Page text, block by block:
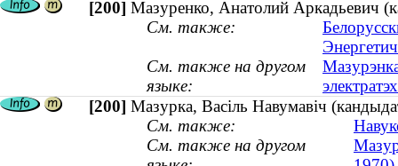
[200] Мазуренко, Анатолий Аркадьевич
См. также:
См. также на другом
языке:
[200] Мазурка, Васіль Навумавіч
См. также:
См. также на другом